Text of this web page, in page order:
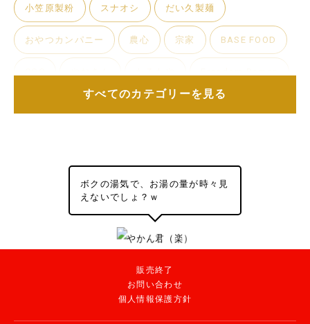
小笠原製粉 スナオシ だい久製麺
おやつカンパニー 農心 宗家 BASE FOOD
ビッグサイズ ノーマルサイズ
味の種類
しょうゆ しお
すべてのカテゴリーを見る
ボクの湯気で、お湯の量が時々見
えないでしょ？ｗ
販売終了
お問い合わせ
個人情報保護方針